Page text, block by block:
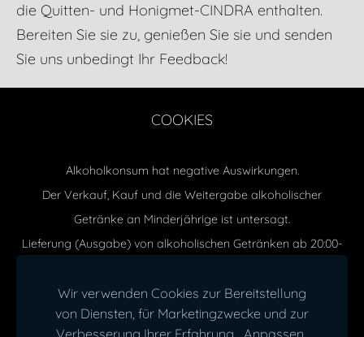
die Quitten- und Honigmet-CINDRA enthalten.
Bereiten Sie sie zu, genießen Sie sie und senden
Sie uns unbedingt Ihr Feedback!
COOKIES
Alkoholkonsum hat negative Auswirkungen.
Der Verkauf, Kauf und die Weitergabe alkoholischer
Getränke an Minderjährige ist untersagt.
Lieferung (Ausgabe) von alkoholischen Getränken ab 20:00-
SIA CINDRA Sondergenehmigung (Lizenz) für den
Einzelhandelsverkauf von alkoholischen Getränken MT Nr.
Wir verwenden Cookies zur Bereitstellung
von Diensten, für Marketingzwecke und zur
Verbesserung Ihrer Erfahrung.
Anpassen